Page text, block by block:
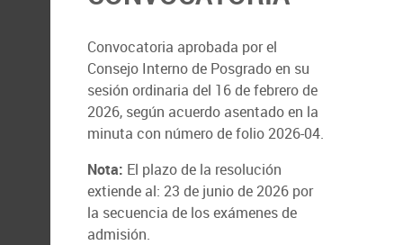
Convocatoria aprobada por el
Consejo Interno de Posgrado en su
sesión ordinaria del 16 de febrero de
2026, según acuerdo asentado en la
minuta con número de folio 2026-04.
Nota: El plazo de la resolución
extiende al: 23 de junio de 2026 por
la secuencia de los exámenes de
admisión.